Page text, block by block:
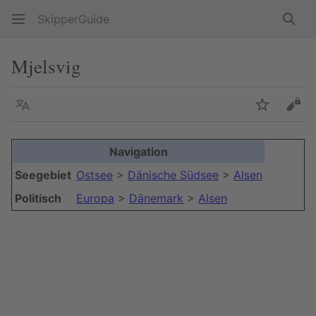
SkipperGuide
Mjelsvig
Sprache
Navigation
Seegebiet Ostsee > Dänische Südsee > Alsen
Politisch
Europa > Dänemark > Alsen
+
−